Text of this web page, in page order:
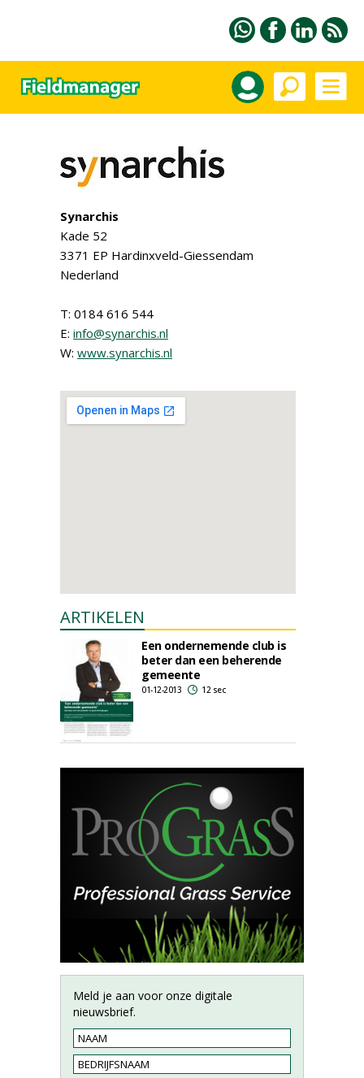
Synarchis
Kade 52
3371 EP Hardinxveld-Giessendam
Nederland
T: 0184 616 544
E: info@synarchis.nl
W: www.synarchis.nl
ARTIKELEN
Een ondernemende club is
beter dan een beherende
gemeente
01-12-2013 12 sec
Meld je aan voor onze digitale
nieuwsbrief.